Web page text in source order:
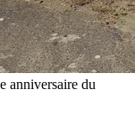
anniversaire du